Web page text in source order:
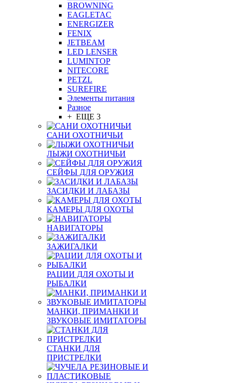
BROWNING
EAGLETAC
ENERGIZER
FENIX
JETBEAM
LED LENSER
LUMINTOP
NITECORE
PETZL
SUREFIRE
Элементы питания
Разное
+ ЕЩЕ 3
САНИ ОХОТНИЧЬИ
ЛЫЖИ ОХОТНИЧЬИ
СЕЙФЫ ДЛЯ ОРУЖИЯ
ЗАСИДКИ И ЛАБАЗЫ
КАМЕРЫ ДЛЯ ОХОТЫ
НАВИГАТОРЫ
ЗАЖИГАЛКИ
РАЦИИ ДЛЯ ОХОТЫ И
РЫБАЛКИ
МАНКИ, ПРИМАНКИ И
ЗВУКОВЫЕ ИМИТАТОРЫ
СТАНКИ ДЛЯ
ПРИСТРЕЛКИ